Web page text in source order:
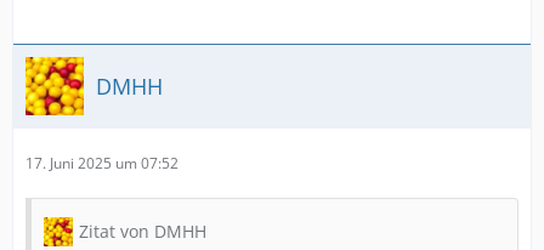
DMHH
17. Juni 2025 um 07:52
Zitat von DMHH